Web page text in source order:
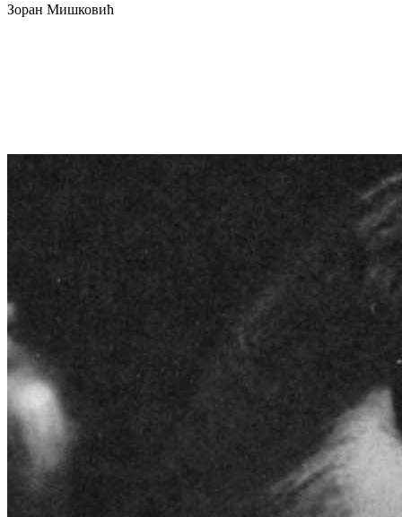
Зоран Мишковић